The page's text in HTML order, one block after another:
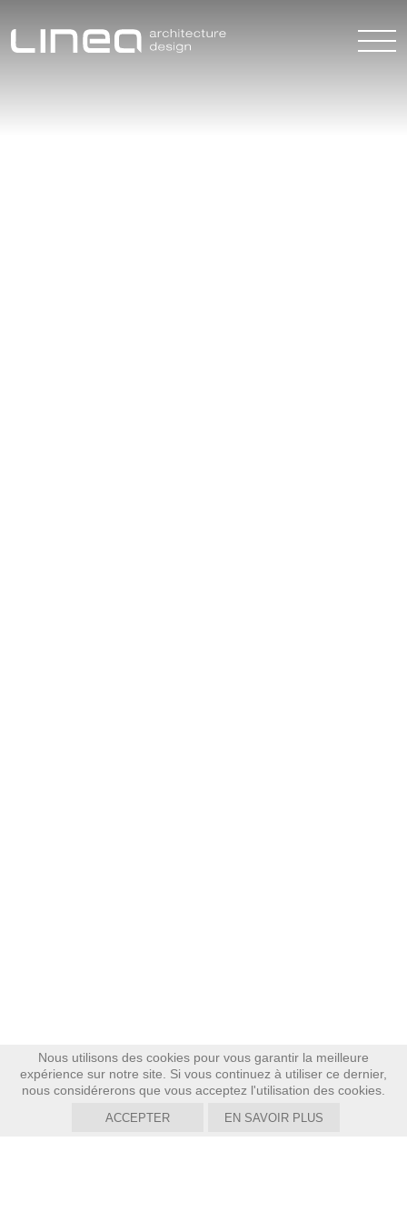
Nous utilisons des cookies pour vous garantir la meilleure
expérience sur notre site. Si vous continuez à utiliser ce dernier,
nous considérerons que vous acceptez l'utilisation des cookies.
ACCEPTER EN SAVOIR PLUS